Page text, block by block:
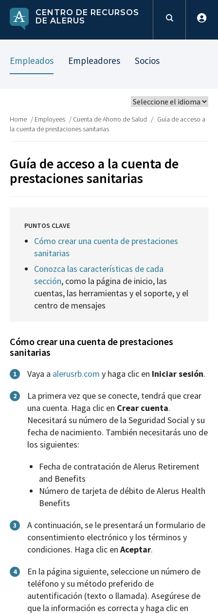
CENTRO DE RECURSOS
DE ALERUS
Empleados Empleadores Socios
Home / Employees / Cuenta de Ahorro de Salud / Guía de acceso a
la cuenta de prestaciones sanitarias
Guía de acceso a la cuenta de
prestaciones sanitarias
PUNTOS CLAVE
Cómo crear una cuenta de prestaciones
sanitarias
Conozca las características de cada
sección, como la página de inicio, las
cuentas, las herramientas y el soporte, y el
centro de mensajes
Cómo crear una cuenta de prestaciones
sanitarias
1 Vaya a alerusrb.com y haga clic en Iniciar sesión.
2
La primera vez que se conecte, tendrá que crear
una cuenta. Haga clic en Crear cuenta.
Necesitará su número de la Seguridad Social y su
fecha de nacimiento. También necesitarás uno de
los siguientes:
Fecha de contratación de Alerus Retirement
and Benefits
Número de tarjeta de débito de Alerus Health
Benefits
3
A continuación, se le presentará un formulario de
consentimiento electrónico y los términos y
condiciones. Haga clic en Aceptar.
4
En la página siguiente, seleccione un número de
teléfono y su método preferido de
autentificación (texto o llamada). Asegúrese de
que la información es correcta y haga clic en